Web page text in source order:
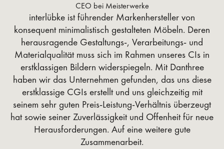
CEO bei Meisterwerke
interlübke ist führender Markenhersteller von
konsequent minimalistisch gestalteten Möbeln. Deren
herausragende Gestaltungs-, Verarbeitungs- und
Materialqualität muss sich im Rahmen unseres CIs in
erstklassigen Bildern widerspiegeln. Mit Danthree
haben wir das Unternehmen gefunden, das uns diese
erstklassige CGIs erstellt und uns gleichzeitig mit
seinem sehr guten Preis-Leistung-Verhältnis überzeugt
hat sowie seiner Zuverlässigkeit und Offenheit für neue
Herausforderungen. Auf eine weitere gute
Zusammenarbeit.